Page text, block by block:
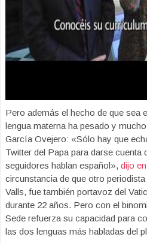
Pero además el hecho de que sea
lengua materna ha pesado y
García Ovejero: «Sólo hay que
Twitter del Papa para darse cuenta
seguidores hablan español», dijo
circunstancia de que otro
Valls, fue también portavoz del
durante 22 años. Pero con el
Sede refuerza su capacidad para
las dos lenguas más habladas del